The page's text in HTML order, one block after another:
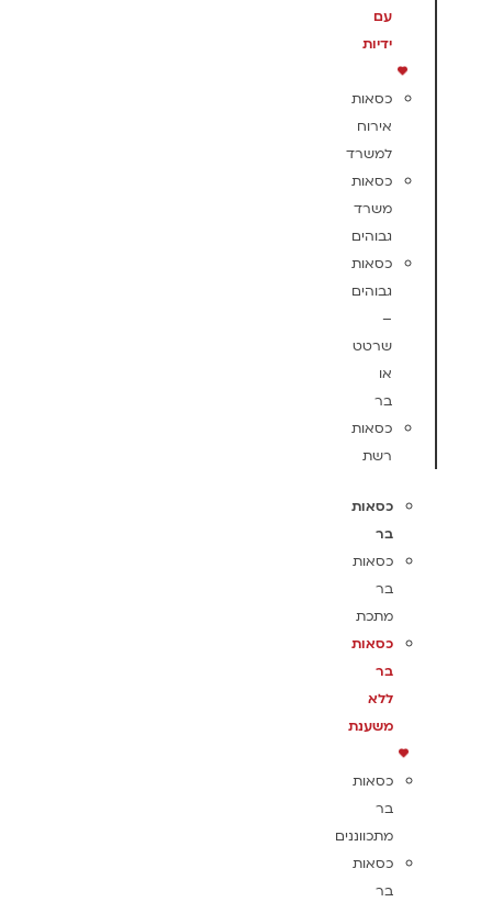
עם
ידיות
כסאות
אירוח
למשרד
כסאות
משרד
גבוהים
כסאות
גבוהים
–
שרטט
או
בר
כסאות
רשת
כסאות
בר
כסאות
בר
מתכת
כסאות
בר
ללא
משענת
כסאות
בר
מתכווננים
כסאות
בר